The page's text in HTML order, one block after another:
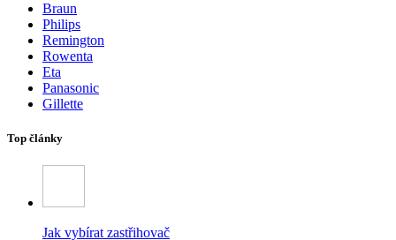
Braun
Philips
Remington
Rowenta
Eta
Panasonic
Gillette
Top články
Jak vybírat zastřihovač